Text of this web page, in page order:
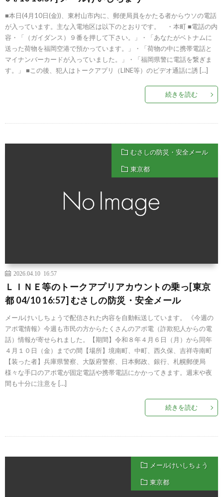
■本日(4月10日(金))、東村山市内に、郵便局員をかたる者からウソの電話
が入っています。主な入電地区は以下のとおりです。 ・本町 ■電話の内
容・「（ガイダンス）９番を押して下さい。」・「あなたがベトナムに
送った荷物を福岡空港で預かっています。」・「荷物の中に携帯電話と
マイナンバーカードが入っていました。」・「福岡県警に電話を繋ぎま
す。」 ■この後、犯人はトークアプリ（LINE等）のビデオ通話に誘 […]
続きを読む
むさしの防災・安全メール
東京都
2026.04.10 16:57
ＬＩＮＥ等のトークアプリアカウントの乗っ[東京
都 04/10 16:57] むさしの防災・安全メール
メールけいしちょうで配信された内容を自動転送しています。 《今週の
アポ電情報》今週も市民の方からたくさんのアポ電（詐欺犯人からの電
話）情報が寄せられました。【期間】令和８年４月６日（月）から同年
４月１０日（金）までの間【場所】境南町、中町、西久保、吉祥寺南町
【装った者】兵庫県警察、大阪府警察、日本郵政、銀行、札幌郵便局
様々な手口のアポ電が固定電話や携帯電話にかかってきます。週末や夜
間も十分に注意を […]
続きを読む
メールけいしちょう
東京都